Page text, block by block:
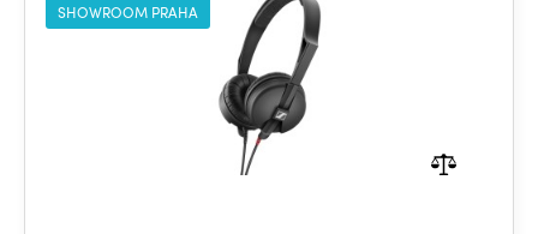
SHOWROOM PRAHA